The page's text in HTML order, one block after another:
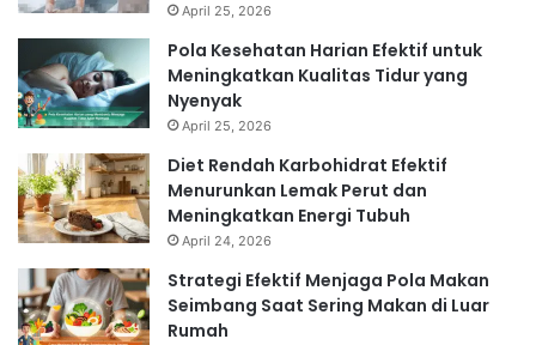
April 25, 2026
Pola Kesehatan Harian Efektif untuk
Meningkatkan Kualitas Tidur yang
Nyenyak
April 25, 2026
Diet Rendah Karbohidrat Efektif
Menurunkan Lemak Perut dan
Meningkatkan Energi Tubuh
April 24, 2026
Strategi Efektif Menjaga Pola Makan
Seimbang Saat Sering Makan di Luar
Rumah